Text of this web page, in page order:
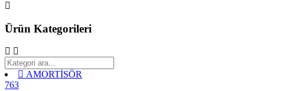
Ürün Kategorileri
AMORTİSÖR
763